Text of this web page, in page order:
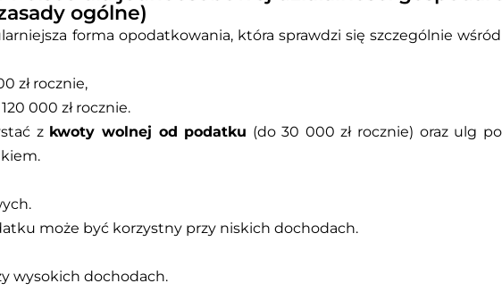
ogólne)
forma opodatkowania, która sprawdzi się szczególnie
zł rocznie,
000 zł rocznie.
z kwoty wolnej od podatku (do 30 000 zł rocznie) oraz ulg
może być korzystny przy niskich dochodach.
wysokich dochodach.